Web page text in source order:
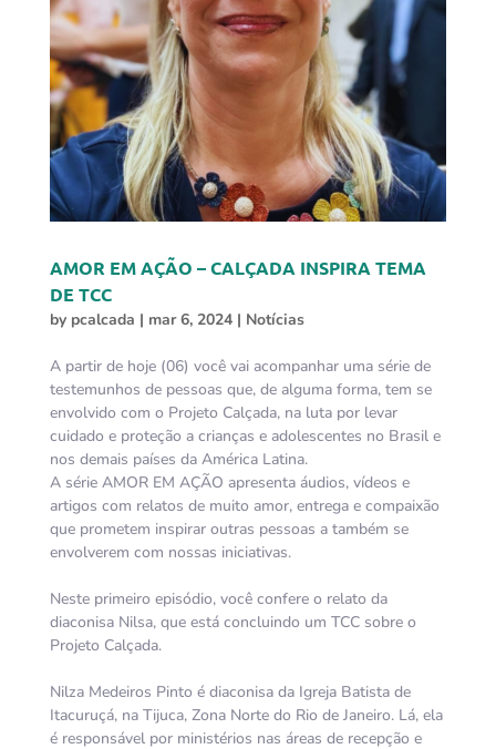
AMOR EM AÇÃO – CALÇADA INSPIRA TEMA
DE TCC
by pcalcada | mar 6, 2024| Notícias
A partir de hoje (06) você vai acompanhar uma série de
testemunhos de pessoas que, de alguma forma, tem se
envolvido com o Projeto Calçada, na luta por levar
cuidado e proteção a crianças e adolescentes no Brasil e
nos demais países da América Latina.
A série AMOR EM AÇÃO apresenta áudios, vídeos e
artigos com relatos de muito amor, entrega e compaixão
que prometem inspirar outras pessoas a também se
envolverem com nossas iniciativas.
Neste primeiro episódio, você confere o relato da
diaconisa Nilsa, que está concluindo um TCC sobre o
Projeto Calçada.
Nilza Medeiros Pinto é diaconisa da Igreja Batista de
Itacuruçá, na Tijuca, Zona Norte do Rio de Janeiro. Lá, ela
é responsável por ministérios nas áreas de recepção e